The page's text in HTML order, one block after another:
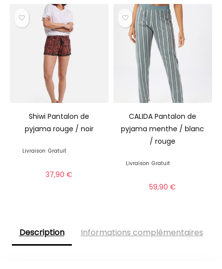
Shiwi Pantalon de
pyjama rouge / noir
Livraison Gratuit
37,90€
CALIDA Pantalon de
pyjama menthe / blanc
/ rouge
Livraison Gratuit
59,90€
Description Informations complémentaires